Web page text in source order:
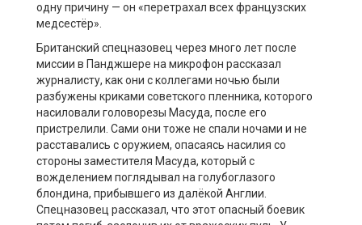
одну причину — он «перетрахал всех французских
медсестёр».
Британский спецназовец через много лет после
миссии в Панджшере на микрофон рассказал
журналисту, как они с коллегами ночью были
разбужены криками советского пленника, которого
насиловали головорезы Масуда, после его
пристрелили. Сами они тоже не спали ночами и не
расставались с оружием, опасаясь насилия со
стороны заместителя Масуда, который с
вожделением поглядывал на голубоглазого
блондина, прибывшего из далёкой Англии.
Спецназовец рассказал, что этот опасный боевик